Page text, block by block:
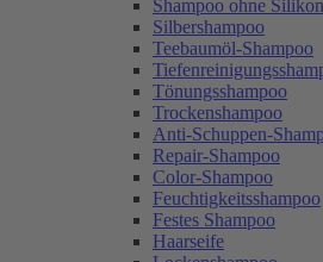
Shampoo ohne
Silbershampoo
Teebaumöl-Shampoo
Tönungsshampoo
Trockenshampoo
Anti-Schuppen-
Repair-Shampoo
Color-Shampoo
Feuchtigkeitsshampoo
Festes Shampoo
Haarseife